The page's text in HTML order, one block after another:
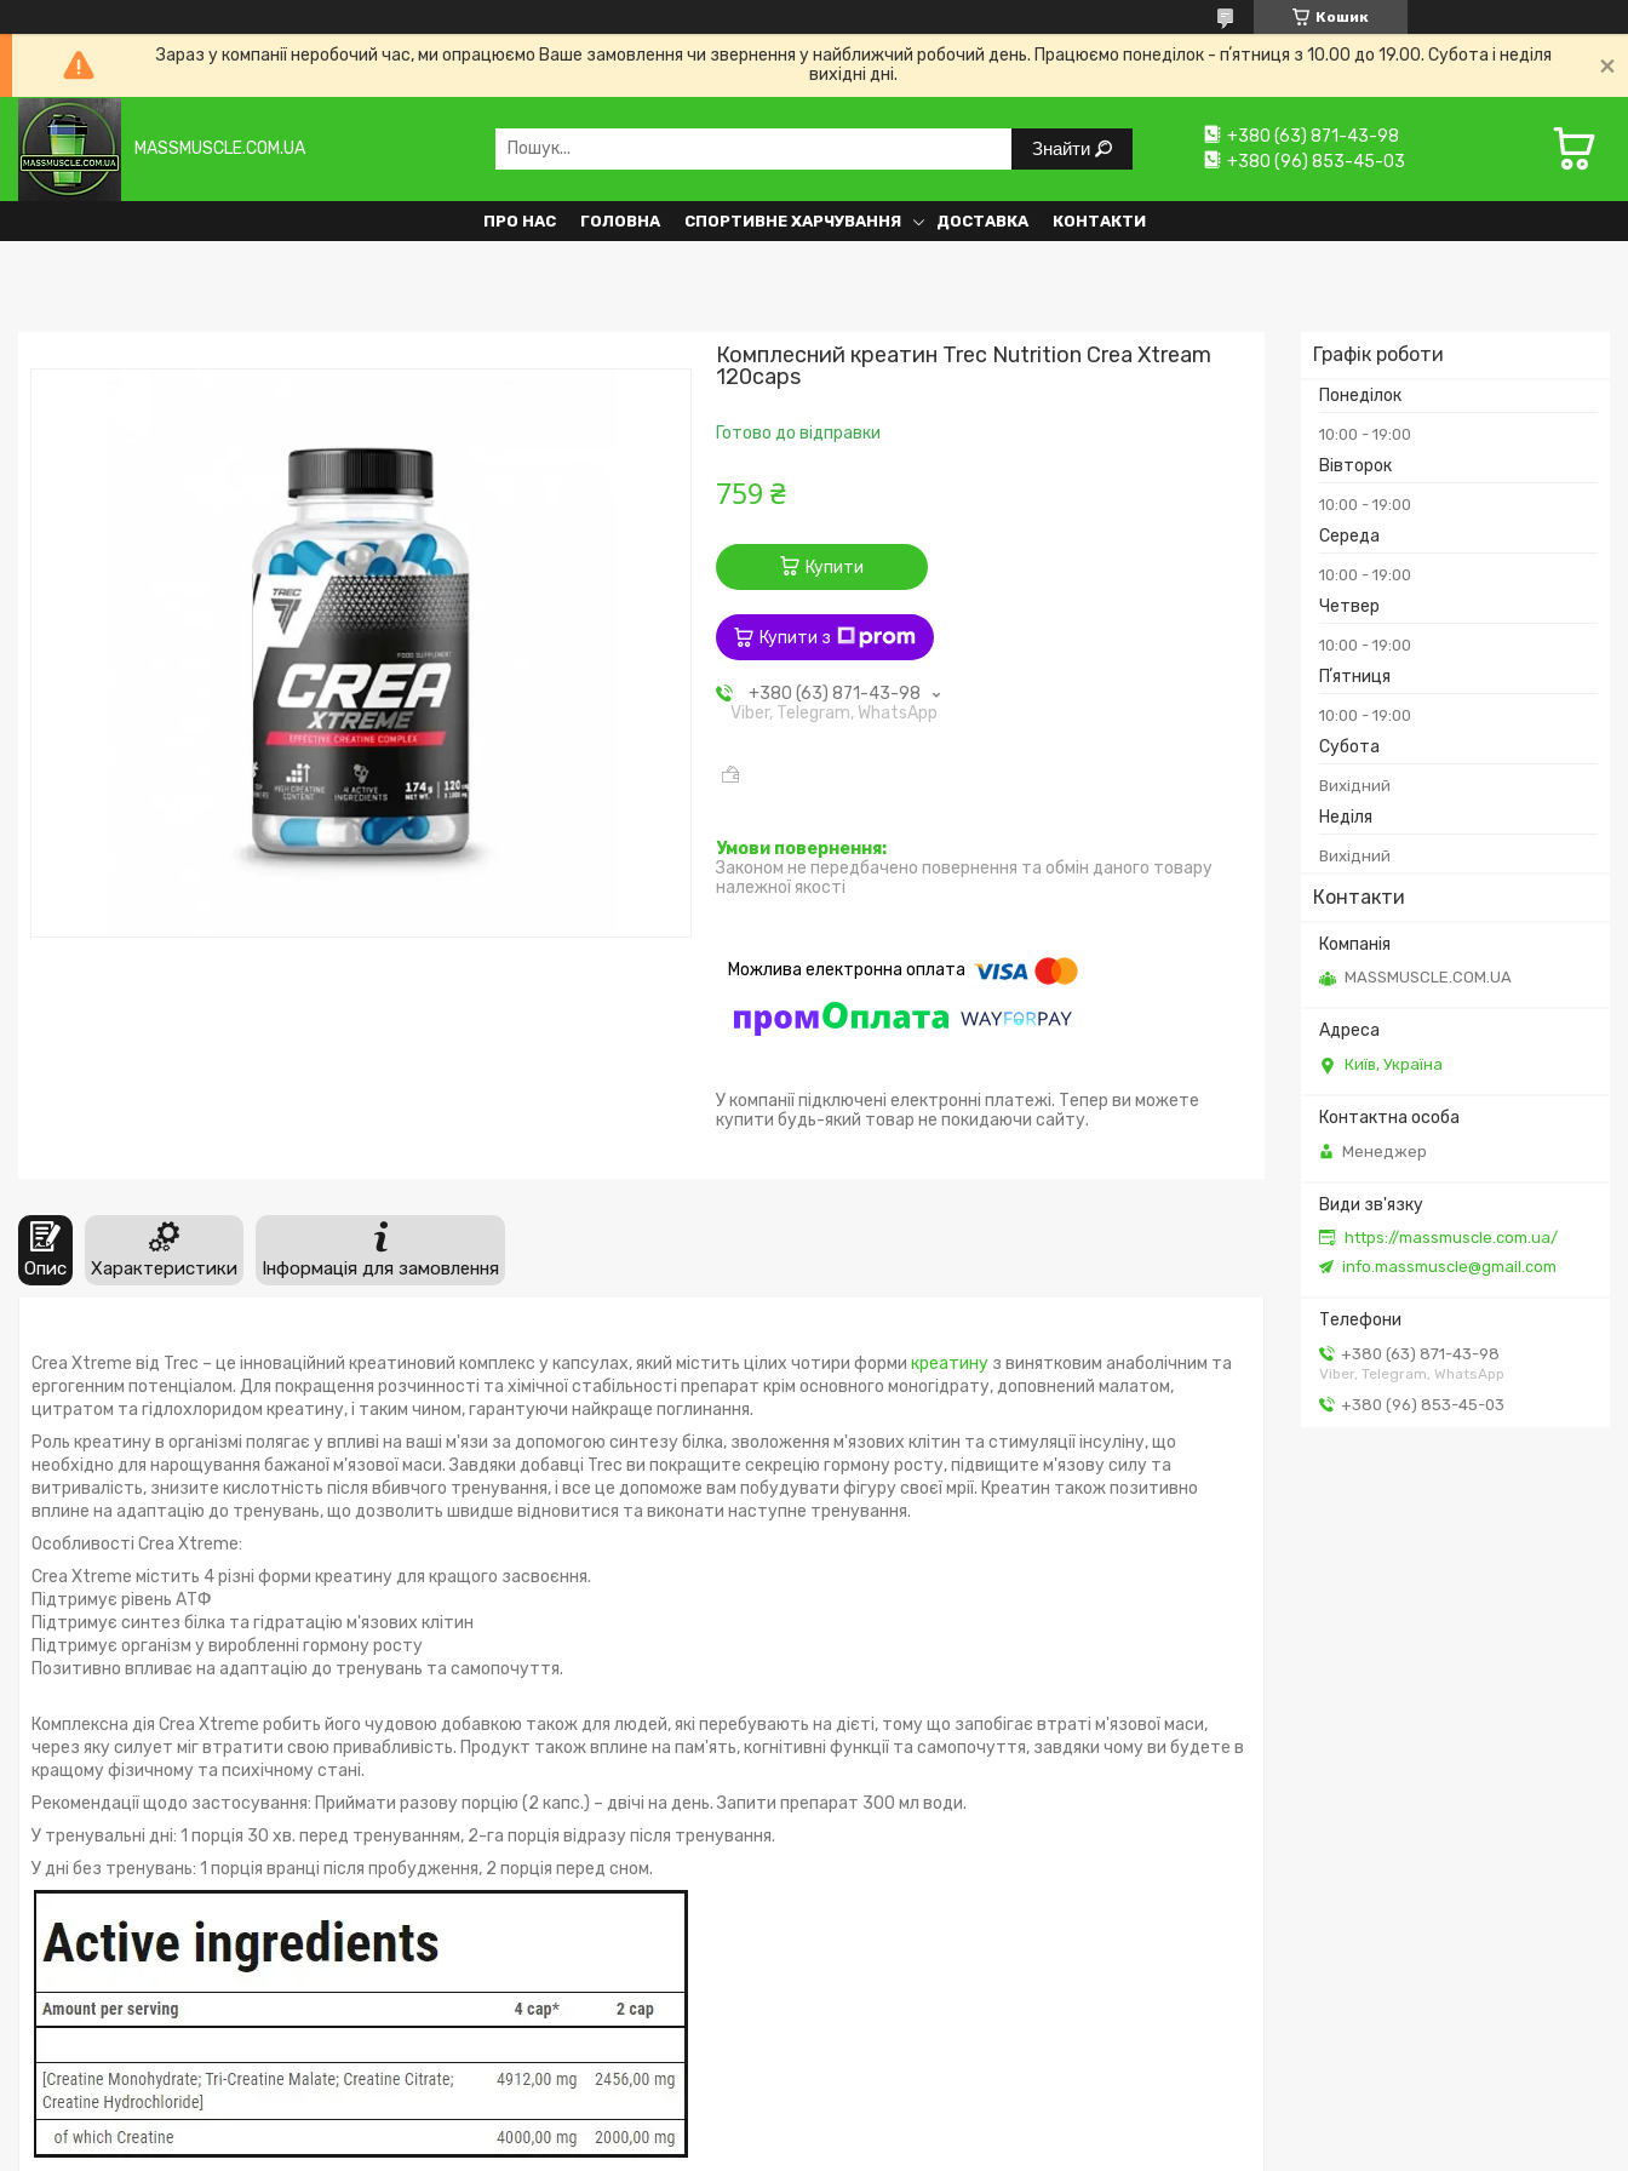
Кошик
Зараз у компанії неробочий час, ми опрацюємо Ваше замовлення чи звернення у найближчий робочий день. Працюємо понеділок - пʼятниця з 10.00 до 19.00. Субота і неділя
вихідні дні.
MASSMUSCLE.COM.UA Знайти
+380 (63) 871-43-98
+380 (96) 853-45-03
ПРО НАС ГОЛОВНА СПОРТИВНЕ ХАРЧУВАННЯ ДОСТАВКА КОНТАКТИ
Графік роботи
Понеділок
10:00 19:00
Вівторок
10:00 19:00
Середа
10:00 19:00
Четвер
10:00 19:00
Пʼятниця
10:00 19:00
Субота
Вихідний
Неділя
Вихідний
Контакти
MASSMUSCLE.COM.UA
Київ, Україна
Менеджер
https://massmuscle.com.ua/
info.massmuscle@gmail.com
+380 (63) 871-43-98
Viber, Telegram, WhatsApp
+380 (96) 853-45-03
Комплесний креатин Trec Nutrition Crea Xtream
120caps
Готово до відправки
759 ₴
Купити
Купити з
+380 (63) 871-43-98
Viber, Telegram, WhatsApp
Законом не передбачено повернення та обмін даного товару
належної якості
У компанії підключені електронні платежі. Тепер ви можете
купити будь-який товар не покидаючи сайту.
Опис Характеристики Інформація для замовлення
Crea Xtreme від Trec – це інноваційний креатиновий комплекс у капсулах, який містить цілих чотири форми креатину з винятковим анаболічним та
ергогенним потенціалом. Для покращення розчинності та хімічної стабільності препарат крім основного моногідрату, доповнений малатом,
цитратом та гідлохлоридом креатину, і таким чином, гарантуючи найкраще поглинання.
Роль креатину в організмі полягає у впливі на ваші м'язи за допомогою синтезу білка, зволоження м'язових клітин та стимуляції інсуліну, що
необхідно для нарощування бажаної м'язової маси. Завдяки добавці Trec ви покращите секрецію гормону росту, підвищите м'язову силу та
витривалість, знизите кислотність після вбивчого тренування, і все це допоможе вам побудувати фігуру своєї мрії. Креатин також позитивно
вплине на адаптацію до тренувань, що дозволить швидше відновитися та виконати наступне тренування.
Особливості Crea Xtreme:
Crea Xtreme містить 4 різні форми креатину для кращого засвоєння.
Підтримує рівень АТФ
Підтримує синтез білка та гідратацію м'язових клітин
Підтримує організм у виробленні гормону росту
Позитивно впливає на адаптацію до тренувань та самопочуття.
Комплексна дія Crea Xtreme робить його чудовою добавкою також для людей, які перебувають на дієті, тому що запобігає втраті м'язової маси,
через яку силует міг втратити свою привабливість. Продукт також вплине на пам'ять, когнітивні функції та самопочуття, завдяки чому ви будете в
кращому фізичному та психічному стані.
Рекомендації щодо застосування: Приймати разову порцію (2 капс.) – двічі на день. Запити препарат 300 мл води.
У тренувальні дні: 1 порція 30 хв. перед тренуванням, 2-га порція відразу після тренування.
У дні без тренувань: 1 порція вранці після пробудження, 2 порція перед сном.